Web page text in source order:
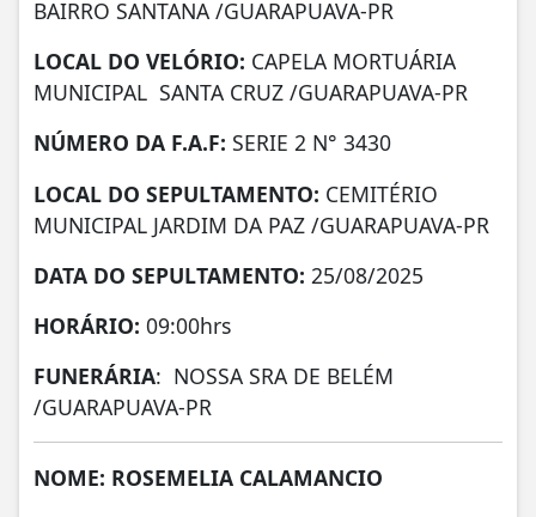
BAIRRO SANTANA /GUARAPUAVA-PR
LOCAL DO VELÓRIO: CAPELA MORTUÁRIA
MUNICIPAL SANTA CRUZ /GUARAPUAVA-PR
NÚMERO DA F.A.F: SERIE 2 N° 3430
LOCAL DO SEPULTAMENTO: CEMITÉRIO
MUNICIPAL JARDIM DA PAZ /GUARAPUAVA-PR
DATA DO SEPULTAMENTO: 25/08/2025
HORÁRIO: 09:00hrs
FUNERÁRIA: NOSSA SRA DE BELÉM
/GUARAPUAVA-PR
NOME: ROSEMELIA CALAMANCIO